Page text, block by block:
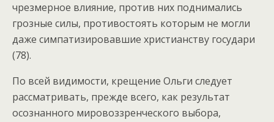
чрезмерное влияние, против них поднимались
грозные силы, противостоять которым не могли
даже симпатизировавшие христианству государи
(78).
По всей видимости, крещение Ольги следует
рассматривать, прежде всего, как результат
осознанного мировоззренческого выбора,